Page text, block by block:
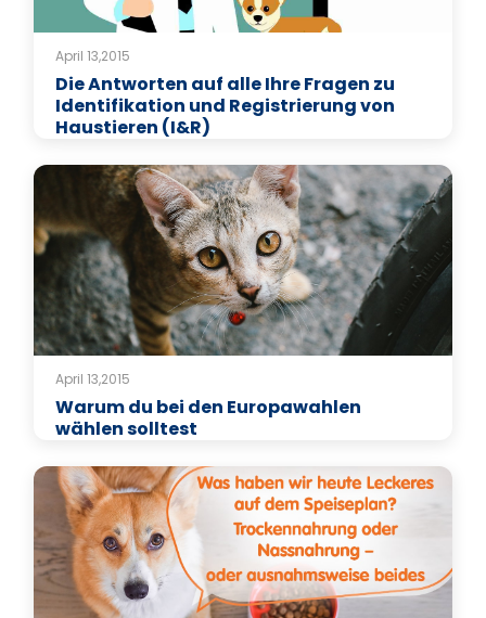
April 13,2015
Die Antworten auf alle Ihre Fragen zu
Identifikation und Registrierung von
Haustieren (I&R)
April 13,2015
Warum du bei den Europawahlen
wählen solltest